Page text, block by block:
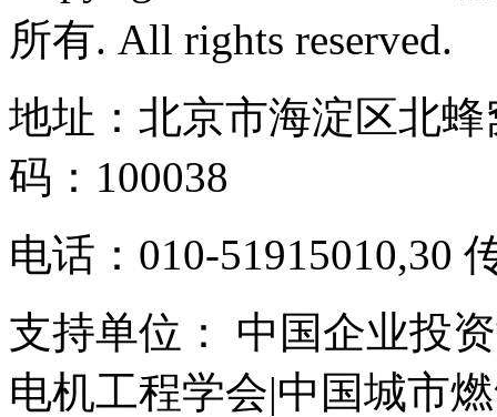
所有. All rights reserved.
地址：北京市海淀区北
码：100038
电话：010-51915010,30
支持单位： 中国企业投
电机工程学会|中国城市